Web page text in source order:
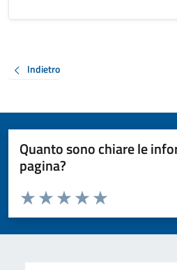
Indietro
Quanto sono chiare le
pagina?
Valuta da 1 a 5 stelle la pagina
Valuta 5 stelle su
Valuta 4 stelle su 5
Valuta 3 stelle su 5
Valuta 2 stelle su 5
Valuta 1 stelle su 5